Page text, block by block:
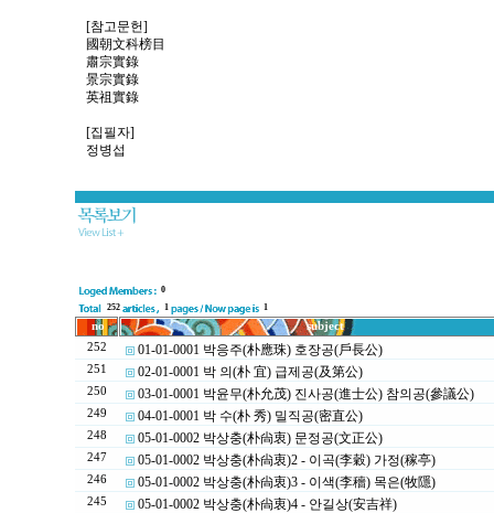
[참고문헌]
國朝文科榜目
肅宗實錄
景宗實錄
英祖實錄
[집필자]
정병섭
0
252
1 1
no
subject
252
01-01-0001 박응주(朴應珠) 호장공(戶長公)
251 02-01-0001 박 의(朴 宜) 급제공(及第公)
250 03-01-0001 박윤무(朴允茂) 진사공(進士公) 참의공(參議公)
249 04-01-0001 박 수(朴 秀) 밀직공(密直公)
248 05-01-0002 박상충(朴尙衷) 문정공(文正公)
247 05-01-0002 박상충(朴尙衷)2 - 이곡(李穀) 가정(稼亭)
246 05-01-0002 박상충(朴尙衷)3 - 이색(李穡) 목은(牧隱)
245 05-01-0002 박상충(朴尙衷)4 - 안길상(安吉祥)